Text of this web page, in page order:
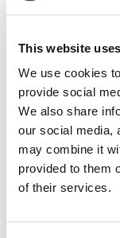
This website
We use cookies
provide social
We also share
our social media,
may combine it
provided to them
of their services.
🔧 Desarrollados
compatibilidad
🧪 Fórmulas
⚡️ Alta
🌿 Fórmulas
🌍 Presencia
estéticos